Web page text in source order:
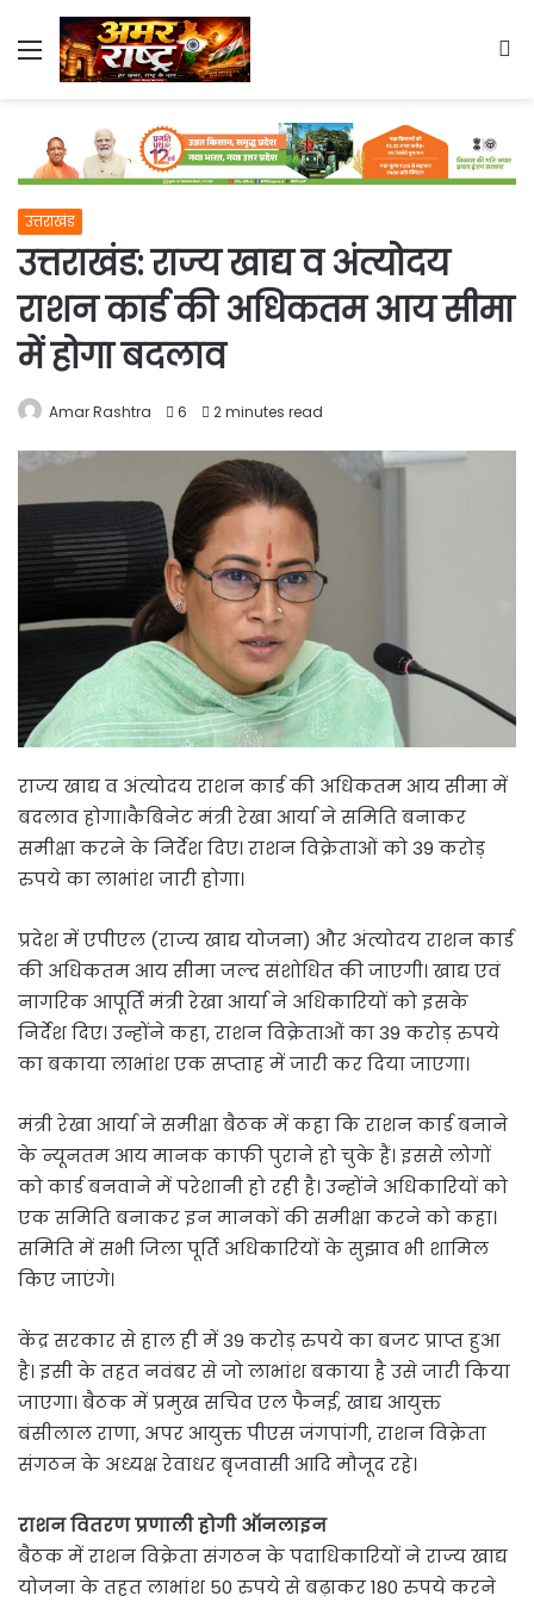
Menu
उत्तराखंड
उत्तराखंड: राज्य खाद्य व अंत्योदय
राशन कार्ड की अधिकतम आय सीमा
में होगा बदलाव
Amar Rashtra 6 2 minutes read
राज्य खाद्य व अंत्योदय राशन कार्ड की अधिकतम आय सीमा में
बदलाव होगा।कैबिनेट मंत्री रेखा आर्या ने समिति बनाकर
समीक्षा करने के निर्देश दिए। राशन विक्रेताओं को 39 करोड़
रुपये का लाभांश जारी होगा।
प्रदेश में एपीएल (राज्य खाद्य योजना) और अंत्योदय राशन कार्ड
की अधिकतम आय सीमा जल्द संशोधित की जाएगी। खाद्य एवं
नागरिक आपूर्ति मंत्री रेखा आर्या ने अधिकारियों को इसके
निर्देश दिए। उन्होंने कहा, राशन विक्रेताओं का 39 करोड़ रुपये
का बकाया लाभांश एक सप्ताह में जारी कर दिया जाएगा।
मंत्री रेखा आर्या ने समीक्षा बैठक में कहा कि राशन कार्ड बनाने
के न्यूनतम आय मानक काफी पुराने हो चुके हैं। इससे लोगों
को कार्ड बनवाने में परेशानी हो रही है। उन्होंने अधिकारियों को
एक समिति बनाकर इन मानकों की समीक्षा करने को कहा।
समिति में सभी जिला पूर्ति अधिकारियों के सुझाव भी शामिल
किए जाएंगे।
केंद्र सरकार से हाल ही में 39 करोड़ रुपये का बजट प्राप्त हुआ
है। इसी के तहत नवंबर से जो लाभांश बकाया है उसे जारी किया
जाएगा। बैठक में प्रमुख सचिव एल फैनई, खाद्य आयुक्त
बंसीलाल राणा, अपर आयुक्त पीएस जंगपांगी, राशन विक्रेता
संगठन के अध्यक्ष रेवाधर बृजवासी आदि मौजूद रहे।
राशन वितरण प्रणाली होगी ऑनलाइन
बैठक में राशन विक्रेता संगठन के पदाधिकारियों ने राज्य खाद्य
योजना के तहत लाभांश 50 रुपये से बढ़ाकर 180 रुपये करने